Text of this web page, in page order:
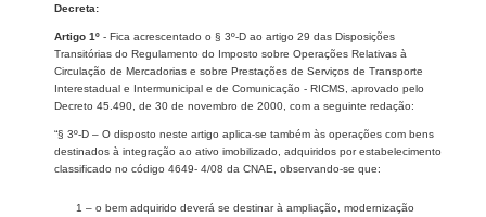
Decreta:
Artigo 1º - Fica acrescentado o § 3º-D ao artigo 29 das Disposições
Transitórias do Regulamento do Imposto sobre Operações Relativas à
Circulação de Mercadorias e sobre Prestações de Serviços de Transporte
Interestadual e Intermunicipal e de Comunicação - RICMS, aprovado pelo
Decreto 45.490, de 30 de novembro de 2000, com a seguinte redação:
“§ 3º-D – O disposto neste artigo aplica-se também às operações com bens
destinados à integração ao ativo imobilizado, adquiridos por estabelecimento
classificado no código 4649- 4/08 da CNAE, observando-se que:
1 – o bem adquirido deverá se destinar à ampliação, modernização